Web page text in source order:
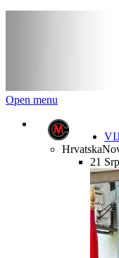
Open menu
Hrvatska
21